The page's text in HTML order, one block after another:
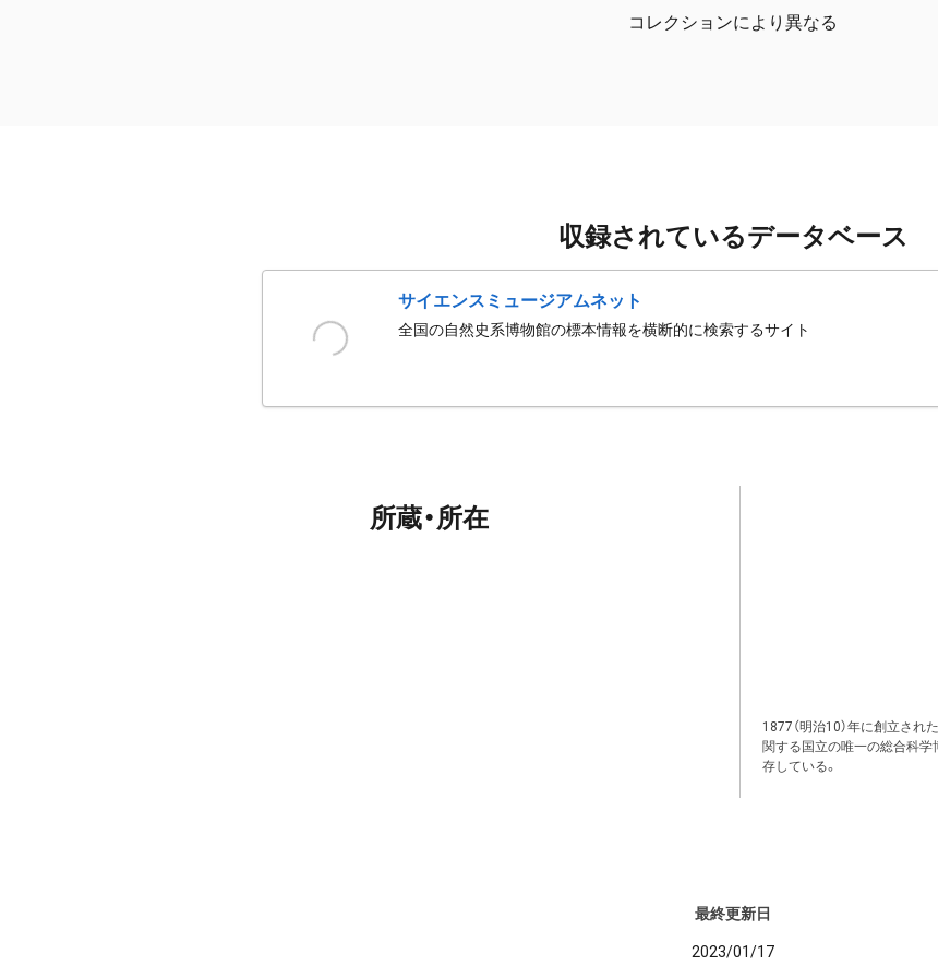
コレクションにより異なる
収録されているデータベース
サイエンスミュージアムネット
全国の自然史系博物館の標本情報を横断的に検索するサイト
所蔵・所在
1877（明治10）年に創立され
関する国立の唯一の総合科学
存している。
最終更新日
2023/01/17